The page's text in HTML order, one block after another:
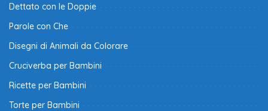
Dettato con le Doppie
Parole con Che
Disegni di Animali da Colorare
Cruciverba per Bambini
Ricette per Bambini
Torte per Bambini